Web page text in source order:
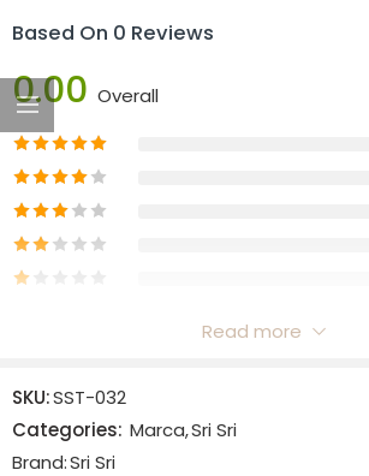
Based On 0 Reviews
0.00 Overall
There are no reviews yet.
Read more
SKU:SST-032
Categories: Marca,Sri Sri
Brand:Sri Sri